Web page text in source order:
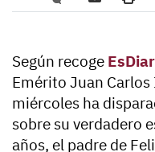
Según recoge
Emérito Juan
miércoles ha
sobre su verdadero
años, el padre de